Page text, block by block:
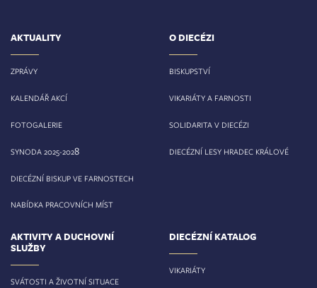
AKTUALITY
ZPRÁVY
KALENDÁŘ AKCÍ
FOTOGALERIE
SYNODA 2025-2028
DIECÉZNÍ BISKUP VE FARNOSTECH
NABÍDKA PRACOVNÍCH MÍST
O DIECÉZI
BISKUPSTVÍ
VIKARIÁTY A FARNOSTI
SOLIDARITA V DIECÉZI
DIECÉZNÍ LESY HRADEC KRÁLOVÉ
AKTIVITY A DUCHOVNÍ
SLUŽBY
SVÁTOSTI A ŽIVOTNÍ SITUACE
DIECÉZNÍ KATALOG
VIKARIÁTY